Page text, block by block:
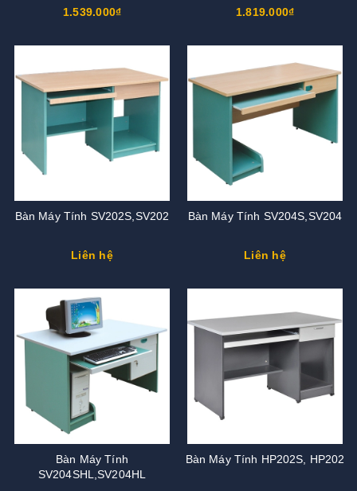
1.539.000₫
1.819.000₫
Bàn Máy Tính SV202S,SV202
Liên hệ
Bàn Máy Tính SV204S,SV204
Liên hệ
Bàn Máy Tính
SV204SHL,SV204HL
Bàn Máy Tính HP202S, HP202